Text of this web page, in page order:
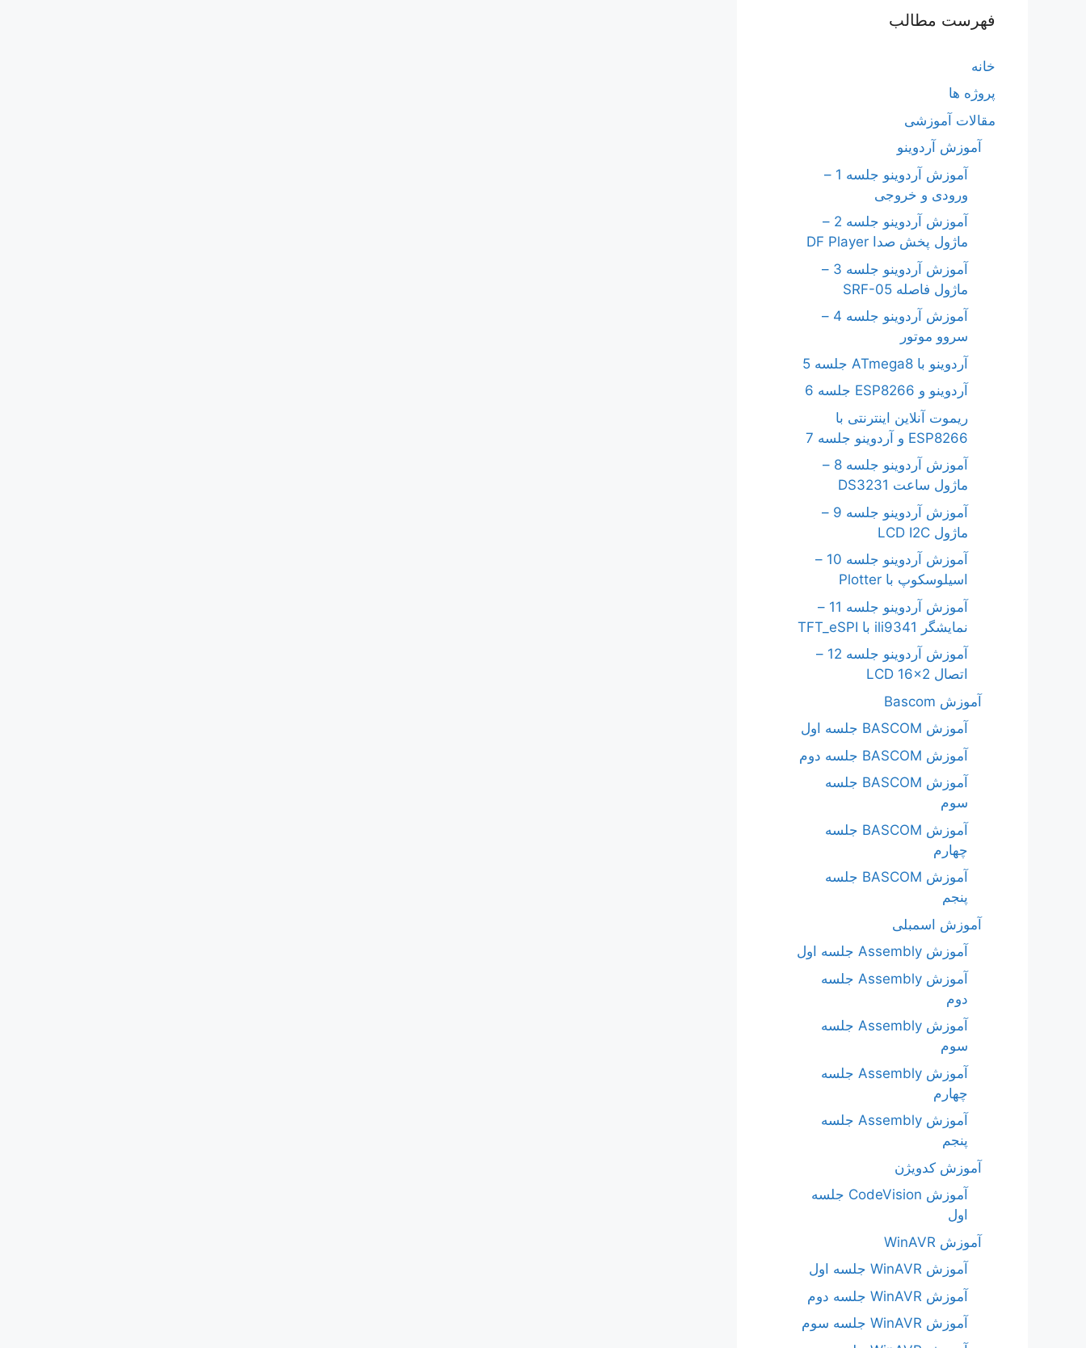
فهرست مطالب
خانه
پروژه ها
مقالات آموزشی
آموزش آردوینو
آموزش آردوینو جلسه 1 –
ورودی و خروجی
آموزش آردوینو جلسه 2 –
ماژول پخش صدا DF Player
آموزش آردوینو جلسه 3 –
ماژول فاصله SRF-05
آموزش آردوینو جلسه 4 –
سروو موتور
آردوینو با ATmega8 جلسه 5
آردوینو و ESP8266 جلسه 6
ریموت آنلاین اینترنتی با
ESP8266 و آردوینو جلسه 7
آموزش آردوینو جلسه 8 –
ماژول ساعت DS3231
آموزش آردوینو جلسه 9 –
ماژول LCD I2C
آموزش آردوینو جلسه 10 –
اسیلوسکوپ با Plotter
آموزش آردوینو جلسه 11 –
نمایشگر ili9341 با TFT_eSPI
آموزش آردوینو جلسه 12 –
اتصال LCD 16×2
آموزش Bascom
آموزش BASCOM جلسه اول
آموزش BASCOM جلسه دوم
آموزش BASCOM جلسه
سوم
آموزش BASCOM جلسه
چهارم
آموزش BASCOM جلسه
پنجم
آموزش اسمبلی
آموزش Assembly جلسه اول
آموزش Assembly جلسه
دوم
آموزش Assembly جلسه
سوم
آموزش Assembly جلسه
چهارم
آموزش Assembly جلسه
پنجم
آموزش کدویژن
آموزش CodeVision جلسه
اول
آموزش WinAVR
آموزش WinAVR جلسه اول
آموزش WinAVR جلسه دوم
آموزش WinAVR جلسه سوم